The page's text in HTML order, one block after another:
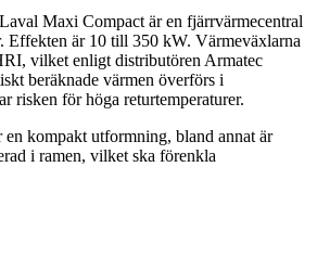
Maxi Compact är en fjärrvärmecentral
Effekten är 10 till 350 kW. Värmeväxlarna
vilket enligt distributören Armatec
beräknade värmen överförs i
risken för höga returtemperaturer.
en kompakt utformning, bland annat är
i ramen, vilket ska förenkla